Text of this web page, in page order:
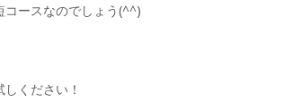
コースなのでしょう(^^)
ください！